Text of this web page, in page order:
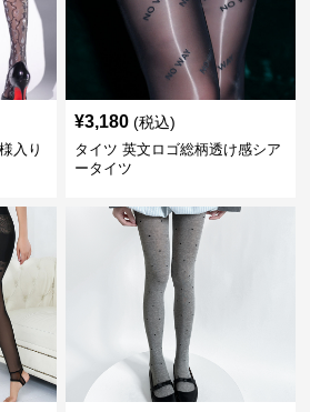
入り
¥3,180 (税込)
タイツ 英文ロゴ総柄透け感シア
ータイツ